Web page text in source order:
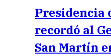
Presidencia
recordó al
San Martín